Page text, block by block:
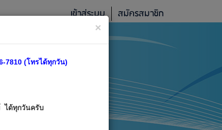
เข้าสู่ระบบ สมัครสมาชิก
×
7810 (โทรได้ทุกวัน)
ได้ทุกวันครับ